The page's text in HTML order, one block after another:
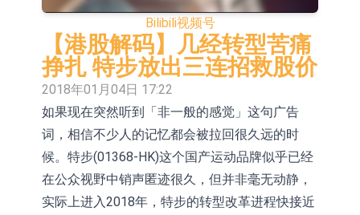
依米康：海外交付以东南亚、中东市
场为主 并已取得欧美相关认证
上交所：财通多策略福鑫定期开放灵
活配置混合型发起式证券投资基金临
时停牌
上交所：景顺长城全球半导体芯片产
业股票型证券投资基金临时停牌
【异动股】港股跌幅榜前十，卡森国
际(00496.HK)跌22.40%，九福来
(08611.HK)跌21.01%
【异动股】港股涨幅榜前十，拿森科
技(02261.HK)涨+75.05%，辰兴发展
(02286.HK)涨+64.91%
神火股份：新疆神火铝水转化率已
100%
【异动股】焦炭Ⅲ板块下挫，陕西黑
Bilibili视频号
【港股解码】几经转型苦痛
挣扎 特步放出三连招救股价
2018年01月04日 17:22
如果现在突然听到「非一般的感觉」这句广告
词，相信不少人的记忆都会被拉回很久远的时
候。特步(01368-HK)这个国产运动品牌似乎已经
在公众视野中销声匿迹很久，但并非毫无动静，
实际上进入2018年，特步的转型改革进程快接近